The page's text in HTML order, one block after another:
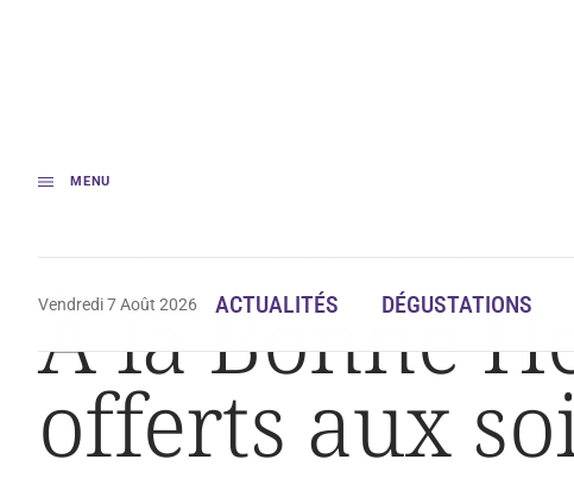
MENU
Vendredi 7 Août 2026 ACTUALITÉS DÉGUSTATIONS
Accueil À la Bonne Heure : 450 repas par jour offerts aux soignants
À la Bonne
offerts aux